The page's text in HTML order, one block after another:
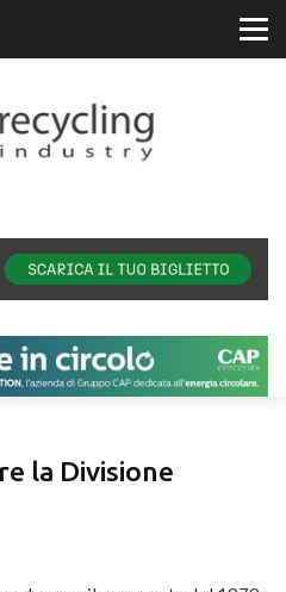
la Divisione